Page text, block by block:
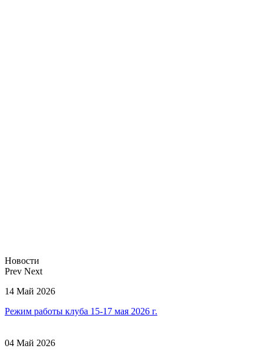
Новости
Prev Next
14 Май 2026
Режим работы клуба 15-17 мая 2026 г.
04 Май 2026